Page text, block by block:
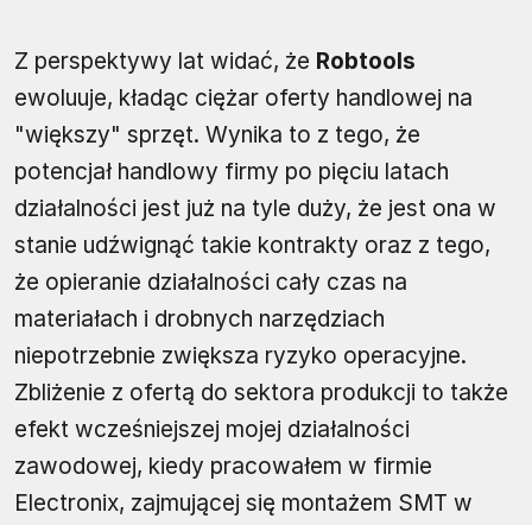
Z perspektywy lat widać, że Robtools
ewoluuje, kładąc ciężar oferty handlowej na
"większy" sprzęt. Wynika to z tego, że
potencjał handlowy firmy po pięciu latach
działalności jest już na tyle duży, że jest ona w
stanie udźwignąć takie kontrakty oraz z tego,
że opieranie działalności cały czas na
materiałach i drobnych narzędziach
niepotrzebnie zwiększa ryzyko operacyjne.
Zbliżenie z ofertą do sektora produkcji to także
efekt wcześniejszej mojej działalności
zawodowej, kiedy pracowałem w firmie
Electronix, zajmującej się montażem SMT w